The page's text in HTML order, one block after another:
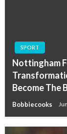
SPORT
Nottingham
Become The
Bobbiecooks